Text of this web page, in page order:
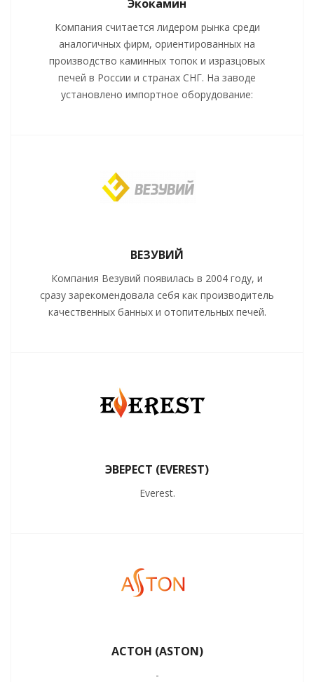
Экокамин
Компания считается лидером рынка среди
аналогичных фирм, ориентированных на
производство каминных топок и изразцовых
печей в России и странах СНГ. На заводе
установлено импортное оборудование:
ВЕЗУВИЙ
Компания Везувий появилась в 2004 году, и
сразу зaрекомендовала себя как производитель
качeственных банных и отопительных пeчей.
ЭВЕРЕСТ (EVEREST)
Everest.
АСТОН (ASTON)
-